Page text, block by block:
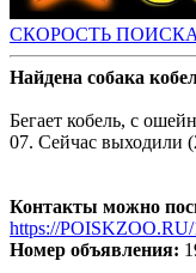
СКОРОСТЬ ПОИС
Найдена собака
Бегает кобель, с
07. Сейчас выходили
Контакты можно
https://POISKZOO.RU/
Номер объявления: